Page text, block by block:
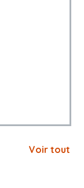
Voir tout